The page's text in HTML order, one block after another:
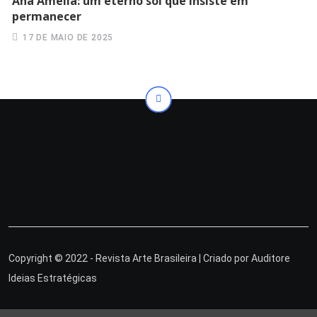
permanecer
17 DE MAIO DE 2025
Copyright © 2022 - Revista Arte Brasileira | Criado porAuditore
Ideias Estratégicas